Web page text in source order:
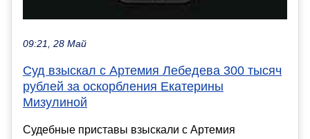
09:21, 28 Май
Суд взыскал с Артемия Лебедева 300 тысяч
рублей за оскорбления Екатерины
Мизулиной
Судебные приставы взыскали с Артемия